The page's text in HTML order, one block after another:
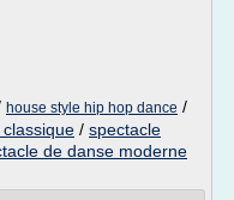
house style hip hop dance /
/ spectacle
de danse moderne